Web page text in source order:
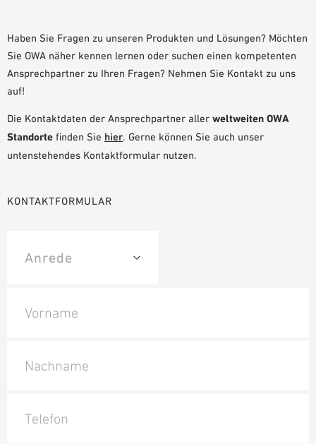
BIM/REVIT BIBLIOTHEK
VIDEOS
OWA-SCHULUNGEN
MUSTERBESTELLUNG
Haben Sie Fragen zu unseren Produkten und Lösungen? Möchten
Sie OWA näher kennen lernen oder suchen einen kompetenten
Ansprechpartner zu Ihren Fragen? Nehmen Sie Kontakt zu uns
auf!
Die Kontaktdaten der Ansprechpartner aller weltweiten OWA
Standorte finden Sie hier. Gerne können Sie auch unser
untenstehendes Kontaktformular nutzen.
KONTAKTFORMULAR
Vorname
Nachname
Telefon